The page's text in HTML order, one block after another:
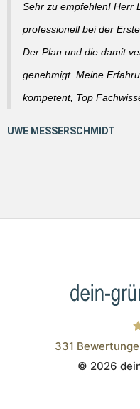
Sehr zu empfehlen! Herr
professionell bei der
Der Plan und die damit
genehmigt. Meine
kompetent, Top
331
© 2026